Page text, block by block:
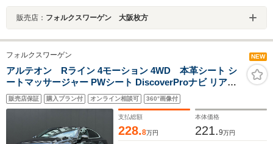
販売店： フォルクスワーゲン 大阪枚方
フォルクスワーゲン NEW
アルテオン Rライン 4モーション 4WD 本革シート シ
ートマッサージャー PWシート DiscoverProナビ リアビ
ューカメラ CarPlay対応 ヘッドアップディスプレイ デジ
タルメータークラスター PWバックドア LEDヘッドライ
ト ACC LKA ブラインドスポット ETC
販売店保証 購入プラン付 オンライン相談可 360°画像付
支払総額
228.8万円
本体価格
221.9万円